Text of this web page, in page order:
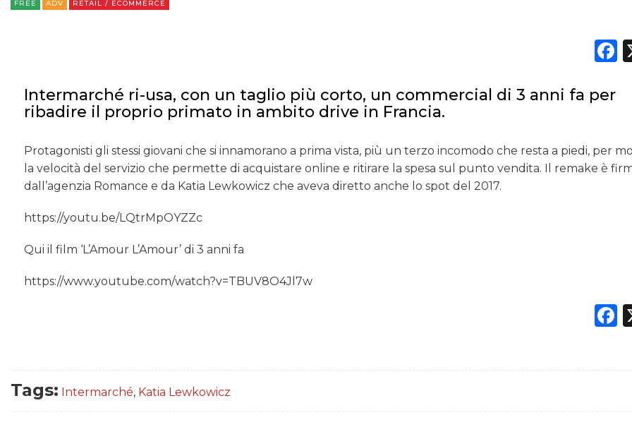
RICERCHE
NORMATIVE
FREE ADV RETAIL / ECOMMERCE
Intermarché ri-usa, con un taglio più corto, un commercial di 3 anni fa per
ribadire il proprio primato in ambito drive in Francia.
Protagonisti gli stessi giovani che si innamorano a prima vista, più un terzo incomodo che resta a piedi, per
la velocità del servizio che permette di acquistare online e ritirare la spesa sul punto vendita. Il remake è
dall’agenzia Romance e da Katia Lewkowicz che aveva diretto anche lo spot del 2017.
https://youtu.be/LQtrMpOYZZc
Qui il film ‘L’Amour L’Amour’ di 3 anni fa
https://www.youtube.com/watch?v=TBUV8O4Jl7w
Tags: Intermarché, Katia Lewkowicz